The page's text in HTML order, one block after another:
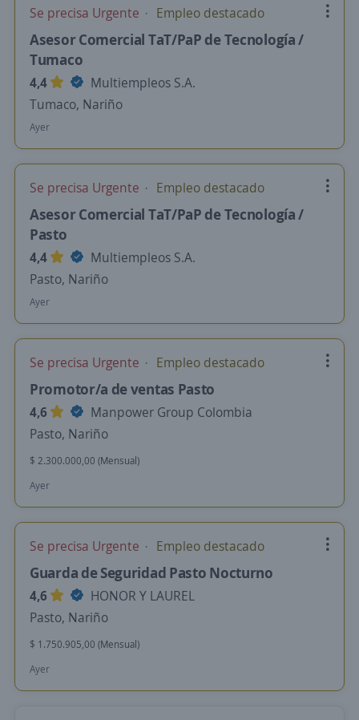
Se precisa Urgente Empleo destacado
Asesor Comercial TaT/PaP de Tecnología /
Tumaco
4,4
Multiempleos S.A.
Tumaco, Nariño
Ayer
Se precisa Urgente Empleo destacado
Asesor Comercial TaT/PaP de Tecnología /
Pasto
4,4
Multiempleos S.A.
Pasto, Nariño
Ayer
Se precisa Urgente Empleo destacado
Promotor/a de ventas Pasto
4,6
Manpower Group Colombia
Pasto, Nariño
$ 2.300.000,00 (Mensual)
Ayer
Se precisa Urgente Empleo destacado
Guarda de Seguridad Pasto Nocturno
4,6
HONOR Y LAUREL
Pasto, Nariño
$ 1.750.905,00 (Mensual)
Ayer